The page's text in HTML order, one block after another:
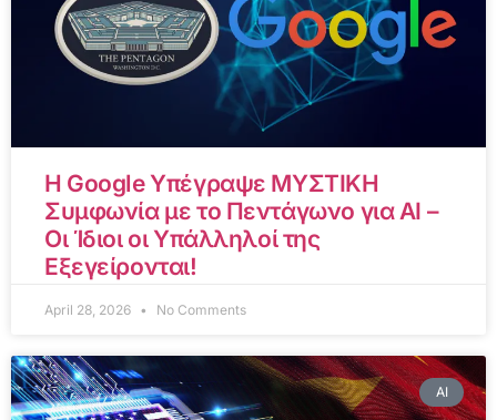
Η Google Υπέγραψε ΜΥΣΤΙΚΗ
Συμφωνία με το Πεντάγωνο για AI –
Οι Ίδιοι οι Υπάλληλοί της
Εξεγείρονται!
April 28, 2026 No Comments
AI